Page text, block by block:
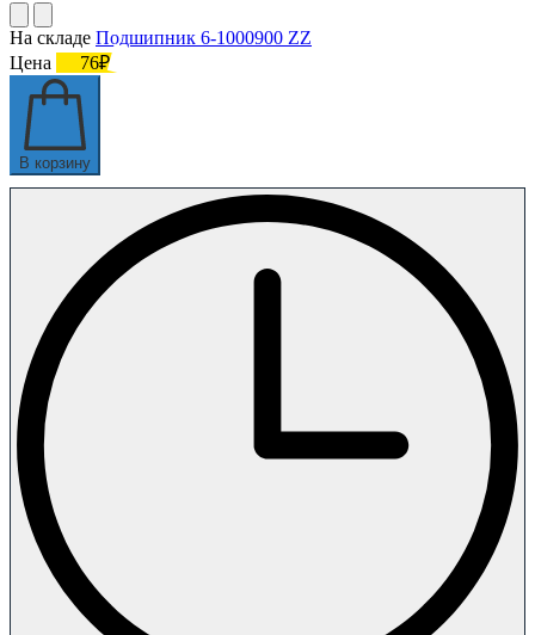
На складе Подшипник 6-1000900 ZZ
Цена
76₽
В корзину